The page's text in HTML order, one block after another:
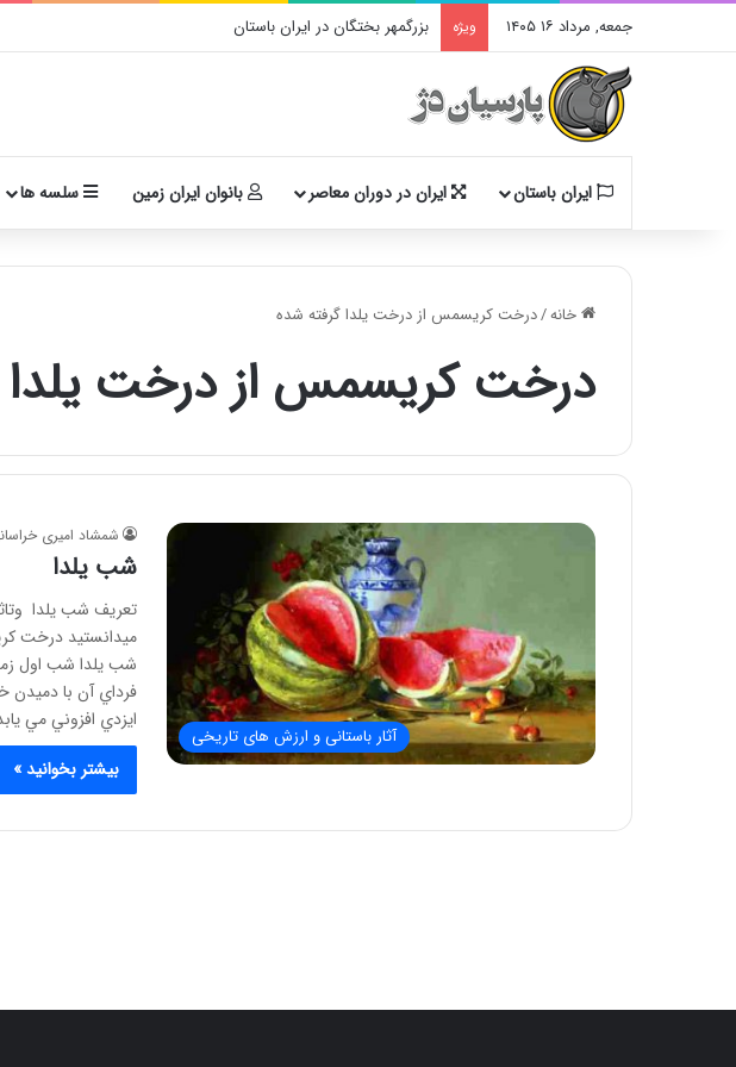
جمعه, مرداد ۱۶ ۱۴۰۵ ویژه بزرگمهر بختگان در ایران باستان
ایران باستان ایران در دوران معاصر بانوان ایران زمین سلسه ها
خانه/درخت کریسمس از درخت یلدا گرفته شده
درخت کریسمس از درخت یلدا
آثار باستانی و ارزش های تاریخی
شمشاد امیری
شب یلدا
تعریف شب یلدا
میدانستید درخت
شب يلدا شب اول
فرداي آن با دميدن
ايزدي افزوني مي
بیشتر بخوانید »